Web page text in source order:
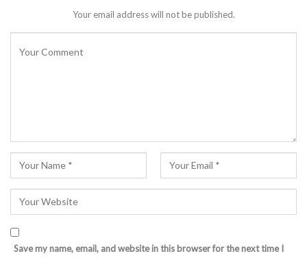
Your email address will not be published.
Save my name, email, and website in this browser for the next time I